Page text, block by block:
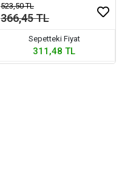
523,50 TL
366,45 TL
Sepetteki Fiyat
311,48 TL